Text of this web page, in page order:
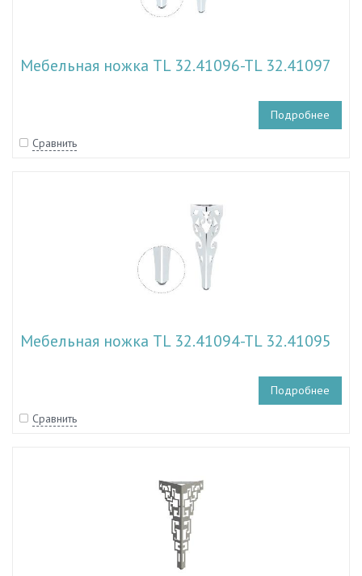
Мебельная ножка TL 32.41096-TL 32.41097
Подробнее
Сравнить
Мебельная ножка TL 32.41094-TL 32.41095
Подробнее
Сравнить